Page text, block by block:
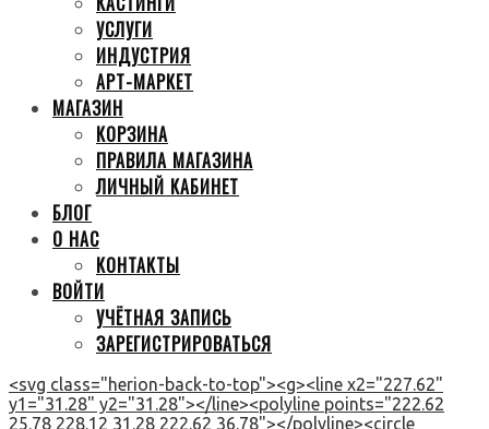
УСЛУГИ
ИНДУСТРИЯ
АРТ-МАРКЕТ
МАГАЗИН
КОРЗИНА
ПРАВИЛА МАГАЗИНА
ЛИЧНЫЙ КАБИНЕТ
БЛОГ
О НАС
КОНТАКТЫ
ВОЙТИ
УЧЁТНАЯ ЗАПИСЬ
ЗАРЕГИСТРИРОВАТЬСЯ
<svg class="herion-back-to-top"><g><line x2="227.62"
y1="31.28" y2="31.28"></line><polyline points="222.62
25.78 228.12 31.28 222.62 36.78"></polyline><circle